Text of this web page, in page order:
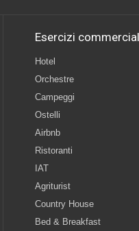
Esercizi
Hotel
Orchestre
Campeggi
Ostelli
Airbnb
Ristoranti
IAT
Agriturist
Country House
Bed & Breakfast